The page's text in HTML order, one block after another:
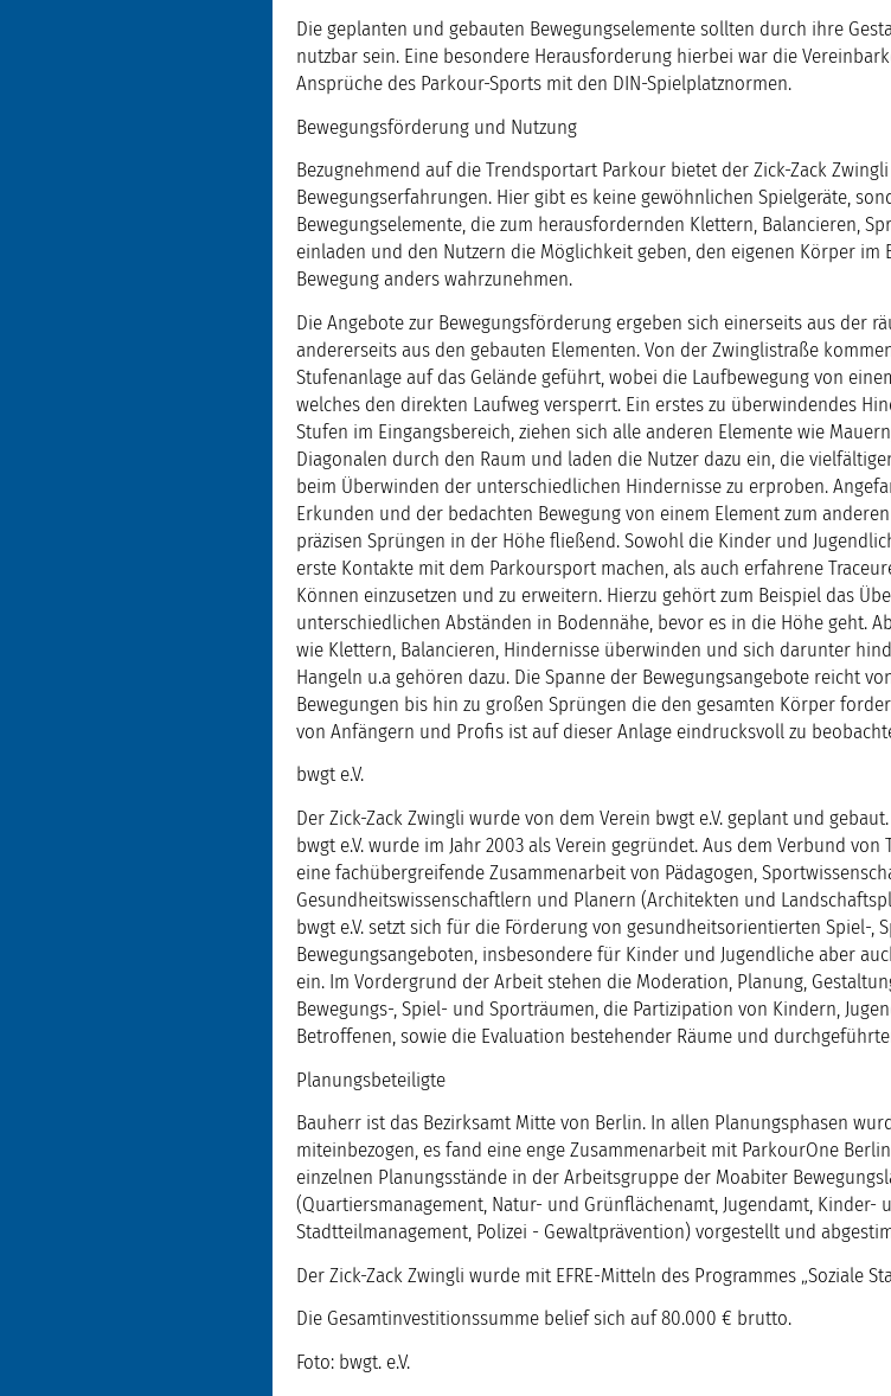
Die geplanten und gebauten Bewegungselemente sollten durch ihre
nutzbar sein. Eine besondere Herausforderung hierbei war die
Ansprüche des Parkour-Sports mit den DIN-Spielplatznormen.
Bewegungsförderung und Nutzung
Bezugnehmend auf die Trendsportart Parkour bietet der Zick-Zack
Bewegungserfahrungen. Hier gibt es keine gewöhnlichen Spielgeräte,
Bewegungselemente, die zum herausfordernden Klettern, Balancieren,
einladen und den Nutzern die Möglichkeit geben, den eigenen Körper im
Bewegung anders wahrzunehmen.
Die Angebote zur Bewegungsförderung ergeben sich einerseits aus der
andererseits aus den gebauten Elementen. Von der Zwinglistraße
Stufenanlage auf das Gelände geführt, wobei die Laufbewegung von
welches den direkten Laufweg versperrt. Ein erstes zu überwindendes
Stufen im Eingangsbereich, ziehen sich alle anderen Elemente wie
Diagonalen durch den Raum und laden die Nutzer dazu ein, die
beim Überwinden der unterschiedlichen Hindernisse zu erproben.
Erkunden und der bedachten Bewegung von einem Element zum
präzisen Sprüngen in der Höhe fließend. Sowohl die Kinder und
erste Kontakte mit dem Parkoursport machen, als auch erfahrene
Können einzusetzen und zu erweitern. Hierzu gehört zum Beispiel das
unterschiedlichen Abständen in Bodennähe, bevor es in die Höhe geht.
wie Klettern, Balancieren, Hindernisse überwinden und sich darunter
Hangeln u.a gehören dazu. Die Spanne der Bewegungsangebote reicht
Bewegungen bis hin zu großen Sprüngen die den gesamten Körper
von Anfängern und Profis ist auf dieser Anlage eindrucksvoll zu
bwgt e.V.
Der Zick-Zack Zwingli wurde von dem Verein bwgt e.V. geplant und gebaut.
bwgt e.V. wurde im Jahr 2003 als Verein gegründet. Aus dem Verbund
eine fachübergreifende Zusammenarbeit von Pädagogen,
Gesundheitswissenschaftlern und Planern (Architekten und
bwgt e.V. setzt sich für die Förderung von gesundheitsorientierten Spiel-,
Bewegungsangeboten, insbesondere für Kinder und Jugendliche aber
ein. Im Vordergrund der Arbeit stehen die Moderation, Planung,
Bewegungs-, Spiel- und Sporträumen, die Partizipation von Kindern,
Betroffenen, sowie die Evaluation bestehender Räume und
Planungsbeteiligte
Bauherr ist das Bezirksamt Mitte von Berlin. In allen Planungsphasen
miteinbezogen, es fand eine enge Zusammenarbeit mit ParkourOne
einzelnen Planungsstände in der Arbeitsgruppe der Moabiter
(Quartiersmanagement, Natur- und Grünflächenamt, Jugendamt, Kinder-
Stadtteilmanagement, Polizei - Gewaltprävention) vorgestellt und
Der Zick-Zack Zwingli wurde mit EFRE-Mitteln des Programmes „Soziale
Die Gesamtinvestitionssumme belief sich auf 80.000 € brutto.
Foto: bwgt. e.V.